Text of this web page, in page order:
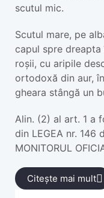
scutul mic.
Scutul mare, pe
capul spre
roșii, cu aripile
ortodoxă din aur,
gheara stângă un
Alin. (2) al art. 1 a
din LEGEA nr. 146
MONITORUL
Citește mai mult